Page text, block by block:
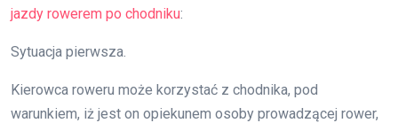
jazdy rowerem po chodniku:
Sytuacja pierwsza.
Kierowca roweru może korzystać z chodnika, pod
warunkiem, iż jest on opiekunem osoby prowadzącej rower,